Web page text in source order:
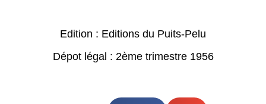
Edition : Editions du Puits-Pelu
Dépot légal : 2ème trimestre 1956